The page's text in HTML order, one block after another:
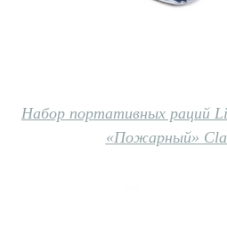
Набор портативных раций
«Пожарный»